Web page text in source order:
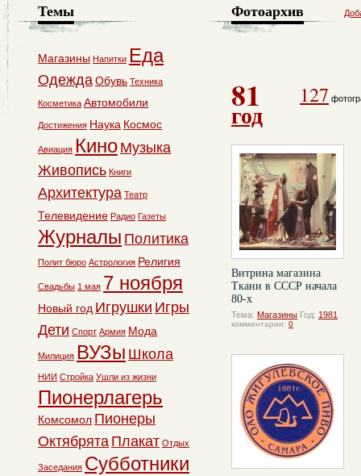
Фотоархив
81
год
127
Витрина магазина
Ткани в СССР начала
80-х
Тема: Магазины Год: 1981
комментарии: 0
Темы
Магазины Напитки Еда
ОдеждаОбувь Техника
Косметика Автомобили
Достижения Наука Космос
Авиация Кино Музыка
Живопись Книги
Архитектура Театр
Телевидение Радио Газеты
Журналы Политика
Полит бюро Астрология Религия
Свадьбы 1 мая 7 ноября
Новый год Игрушки Игры
Дети Спорт Армия Мода
Милиция ВУЗы Школа
НИИ Стройка Ушли из жизни
Пионерлагерь
Комсомол Пионеры
Октябрята Плакат Отдых
Заседания Субботники